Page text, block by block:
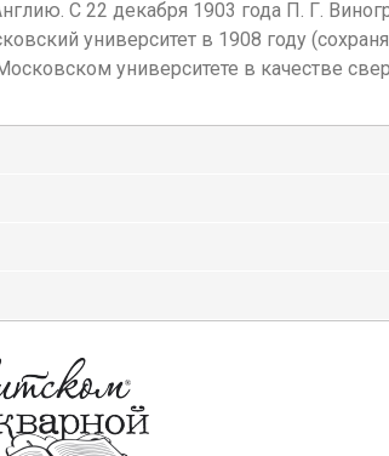
С 22 декабря 1903 года П. Г.
университет в 1908 году
университете в качестве